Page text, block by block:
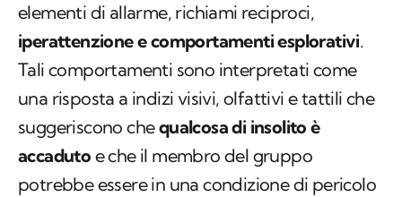
elementi di allarme, richiami reciproci,
iperattenzione e comportamenti esplorativi.
Tali comportamenti sono interpretati come
una risposta a indizi visivi, olfattivi e tattili che
suggeriscono chequalcosa di insolito è
accaduto e che il membro del gruppo
potrebbe essere in una condizione di pericolo